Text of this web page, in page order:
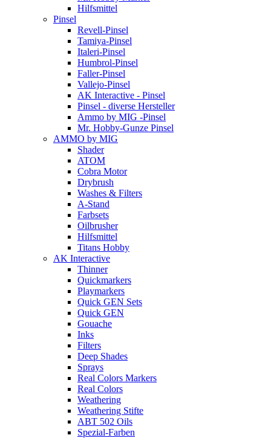
Hilfsmittel
Pinsel
Revell-Pinsel
Tamiya-Pinsel
Italeri-Pinsel
Humbrol-Pinsel
Faller-Pinsel
Vallejo-Pinsel
AK Interactive - Pinsel
Pinsel - diverse Hersteller
Ammo by MIG -Pinsel
Mr. Hobby-Gunze Pinsel
AMMO by MIG
Shader
ATOM
Cobra Motor
Drybrush
Washes & Filters
A-Stand
Farbsets
Oilbrusher
Hilfsmittel
Titans Hobby
AK Interactive
Thinner
Quickmarkers
Playmarkers
Quick GEN Sets
Quick GEN
Gouache
Inks
Filters
Deep Shades
Sprays
Real Colors Markers
Real Colors
Weathering
Weathering Stifte
ABT 502 Oils
Spezial-Farben